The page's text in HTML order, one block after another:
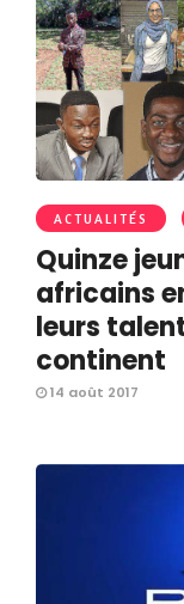
ACTUALITÉS
Quinze
africains
leurs
continent
14 août 2017